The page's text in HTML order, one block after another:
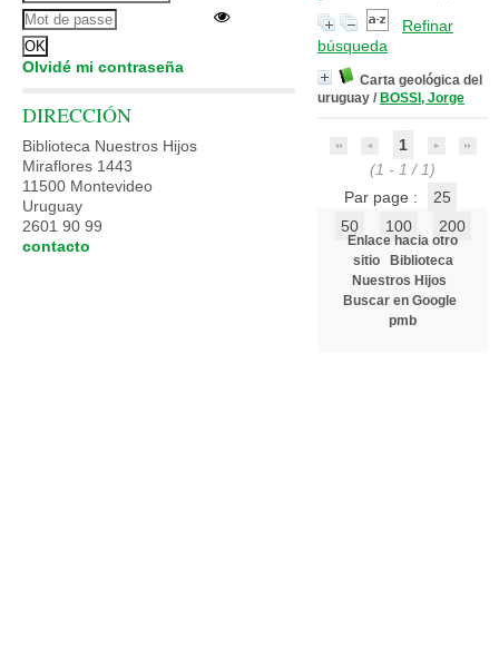
Refinar
búsqueda
Carta geológica del
uruguay / BOSSI, Jorge
1
(1 - 1 / 1)
Par page :
25
50
100 200
Enlace hacia otro
sitio
Biblioteca
Nuestros Hijos
Buscar en Google
pmb
Olvidé mi contraseña
DIRECCIÓN
Biblioteca Nuestros Hijos
Miraflores 1443
11500 Montevideo
Uruguay
2601 90 99
contacto